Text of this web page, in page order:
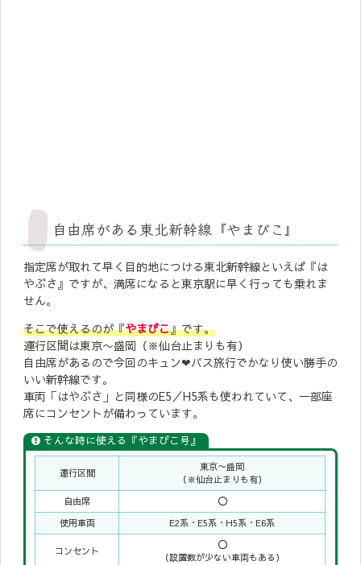
自由席がある東北新幹線『やまびこ』
指定席が取れて早く目的地につける東北新幹線といえば『は
やぶさ』ですが、満席になると東京駅に早く行っても乗れま
せん。
そこで使えるのが『やまびこ』です。
運行区間は東京〜盛岡（※仙台止まりも有）
自由席があるので今回のキュン❤︎パス旅行でかなり使い勝手の
いい新幹線です。
車両「はやぶさ」と同様のE5／H5系も使われていて、一部座
席にコンセントが備わっています。
そんな時に使える『やまびこ号』
運行区間
東京〜盛岡
（※仙台止まりも有）
自由席
⭕️
使用車両
E2系・E5系・H5系・E6系
コンセント
⭕️
（設置数が少ない車両もある）